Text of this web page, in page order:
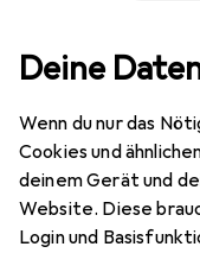
Deine
Wenn du nur das
Cookies und
deinem Gerät und
Website. Diese
Login und
Schrauben + Bohren
MENGENRABATT